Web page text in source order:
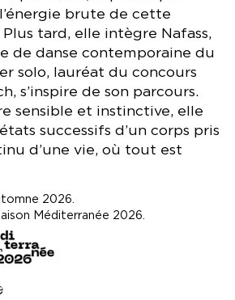
l’énergie brute de cette
tard, elle intègre Nafass,
de danse contemporaine du
solo, lauréat du concours
s’inspire de son parcours.
sensible et instinctive, elle
successifs d’un corps pris
d’une vie, où tout est
2026.
Méditerranée 2026.